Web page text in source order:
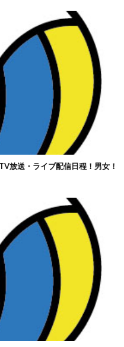
放送・ライブ配信日程！男女！